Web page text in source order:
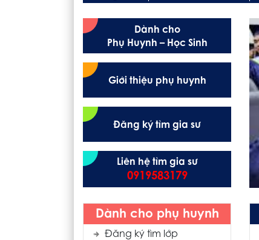
Dành cho
Phụ Huynh – Học Sinh
Giới thiệu phụ huynh
Đăng ký tìm gia sư
Liên hệ tìm gia sư
0919583179
Dành cho phụ huynh
Đăng ký tìm lớp